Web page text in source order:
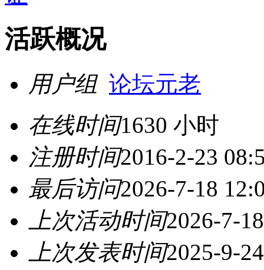
活跃概况
用户组 论坛元老
在线时间1630 小时
注册时间2016-2-23
最后访问2026-7-18
上次活动时间2026-7-
上次发表时间2025-9-